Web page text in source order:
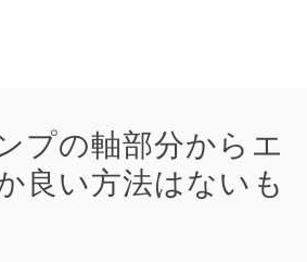
プの軸部分からエ
良い方法はないも